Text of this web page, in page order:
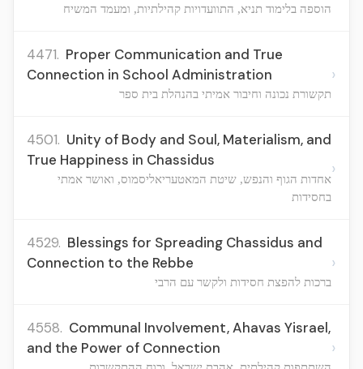
הוספה בלימוד תניא, התוועדויות קהילתיות, ומעמד המשיח
4471. Proper Communication and True
Connection in School Administration
תקשורת נכונה וחיבור אמיתי בהנהלת בית ספר
›
4501. Unity of Body and Soul, Materialism, and
True Happiness in Chassidus
אחדות הגוף והנפש, שיטת המאטעריאליסמוס, ואושר אמתי
בחסידות
›
4529. Blessings for Spreading Chassidus and
Connection to the Rebbe
ברכות להפצת חסידות ולקשר עם הרבי
›
4558. Communal Involvement, Ahavas Yisrael,
and the Power of Connection
›